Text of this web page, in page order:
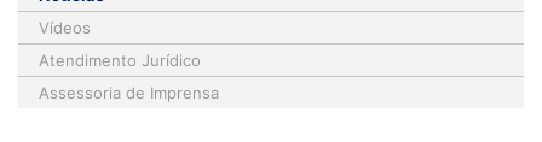
Vídeos
Atendimento Jurídico
Assessoria de Imprensa